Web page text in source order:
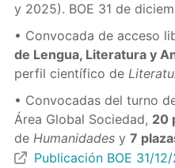
y 2025). BOE 31 de
• Convocada de acceso
de Lengua, Literatura y
perfil científico de
• Convocadas del turno
Área Global Sociedad, 20
de Humanidades y 7
Publicación BOE 31/